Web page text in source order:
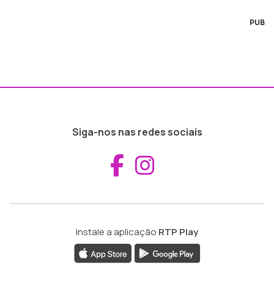
PUB
Siga-nos nas redes sociais
Aceder ao
Instale a aplicação RTP Play